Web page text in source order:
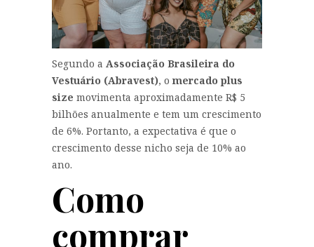
Segundo a Associação Brasileira do
Vestuário (Abravest), o mercado plus
size movimenta aproximadamente R$ 5
bilhões anualmente e tem um crescimento
de 6%. Portanto, a expectativa é que o
crescimento desse nicho seja de 10% ao
ano.
Como
comprar